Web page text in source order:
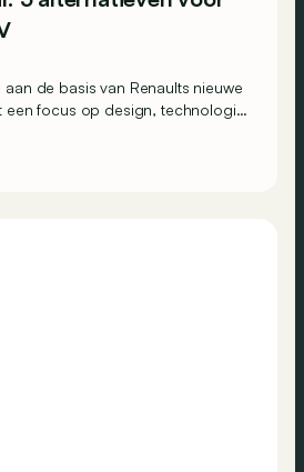
de basis van Renaults nieuwe
een focus op design, technologie